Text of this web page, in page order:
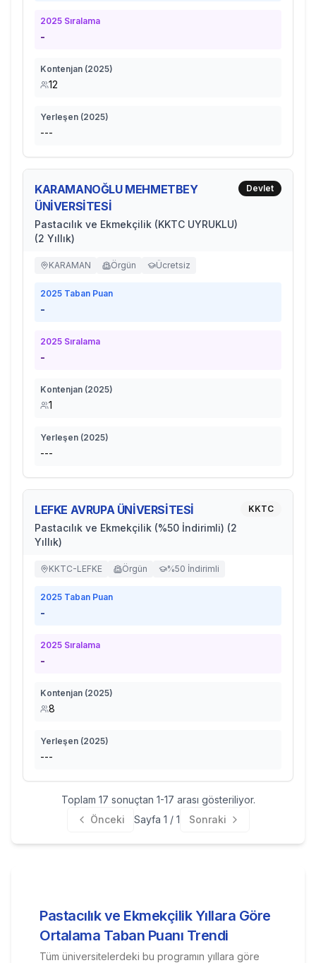
2025 Sıralama
-
Kontenjan (2025)
12
Yerleşen (2025)
---
KARAMANOĞLU MEHMETBEY
ÜNİVERSİTESİ
Pastacılık ve Ekmekçilik (KKTC UYRUKLU)
(2 Yıllık)
Devlet
KARAMAN Örgün Ücretsiz
2025 Taban Puan
-
2025 Sıralama
-
Kontenjan (2025)
1
Yerleşen (2025)
---
LEFKE AVRUPA ÜNİVERSİTESİ
Pastacılık ve Ekmekçilik (%50 İndirimli) (2
Yıllık)
KKTC
KKTC-LEFKE Örgün %50 İndirimli
2025 Taban Puan
-
2025 Sıralama
-
Kontenjan (2025)
8
Yerleşen (2025)
---
Toplam 17 sonuçtan 1-17 arası gösteriliyor.
Önceki
Sayfa 1 / 1 Sonraki
Pastacılık ve EkmekçilikYıllara Göre
Ortalama Taban Puanı Trendi
Tüm üniversitelerdeki bu programın yıllara göre